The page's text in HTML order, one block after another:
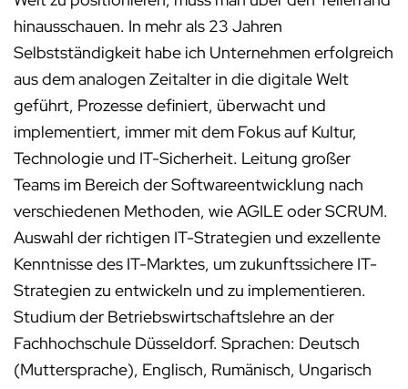
hinausschauen. In mehr als 23 Jahren
Selbstständigkeit habe ich Unternehmen erfolgreich
aus dem analogen Zeitalter in die digitale Welt
geführt, Prozesse definiert, überwacht und
implementiert, immer mit dem Fokus auf Kultur,
Technologie und IT-Sicherheit. Leitung großer
Teams im Bereich der Softwareentwicklung nach
verschiedenen Methoden, wie AGILE oder SCRUM.
Auswahl der richtigen IT-Strategien und exzellente
Kenntnisse des IT-Marktes, um zukunftssichere IT-
Strategien zu entwickeln und zu implementieren.
Studium der Betriebswirtschaftslehre an der
Fachhochschule Düsseldorf. Sprachen: Deutsch
(Muttersprache), Englisch, Rumänisch, Ungarisch